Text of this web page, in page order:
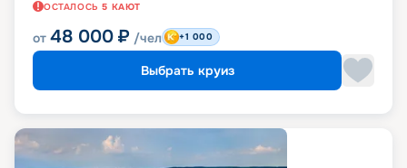
ОСТАЛОСЬ 5 КАЮТ
от 48 000 ₽ /чел +1 000
Выбрать круиз